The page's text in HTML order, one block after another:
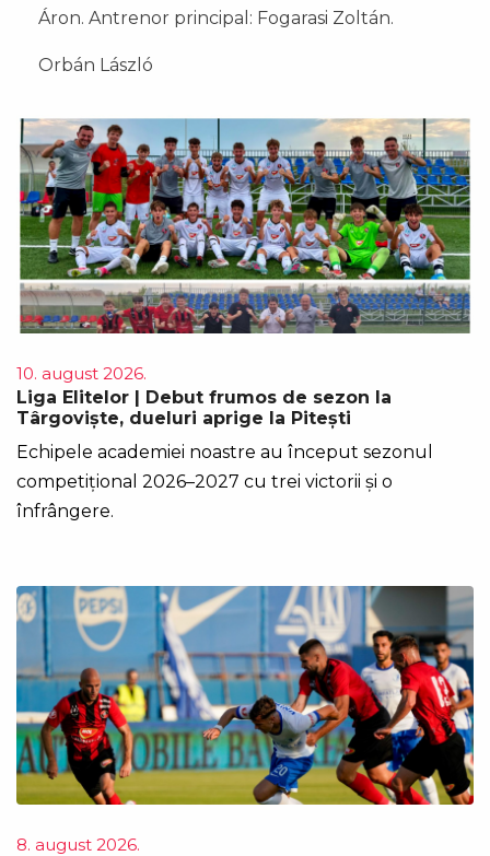
Áron. Antrenor principal: Fogarasi Zoltán.
Orbán László
10. august 2026.
Liga Elitelor | Debut frumos de sezon la
Târgoviște, dueluri aprige la Pitești
Echipele academiei noastre au început sezonul
competițional 2026–2027 cu trei victorii și o
înfrângere.
8. august 2026.